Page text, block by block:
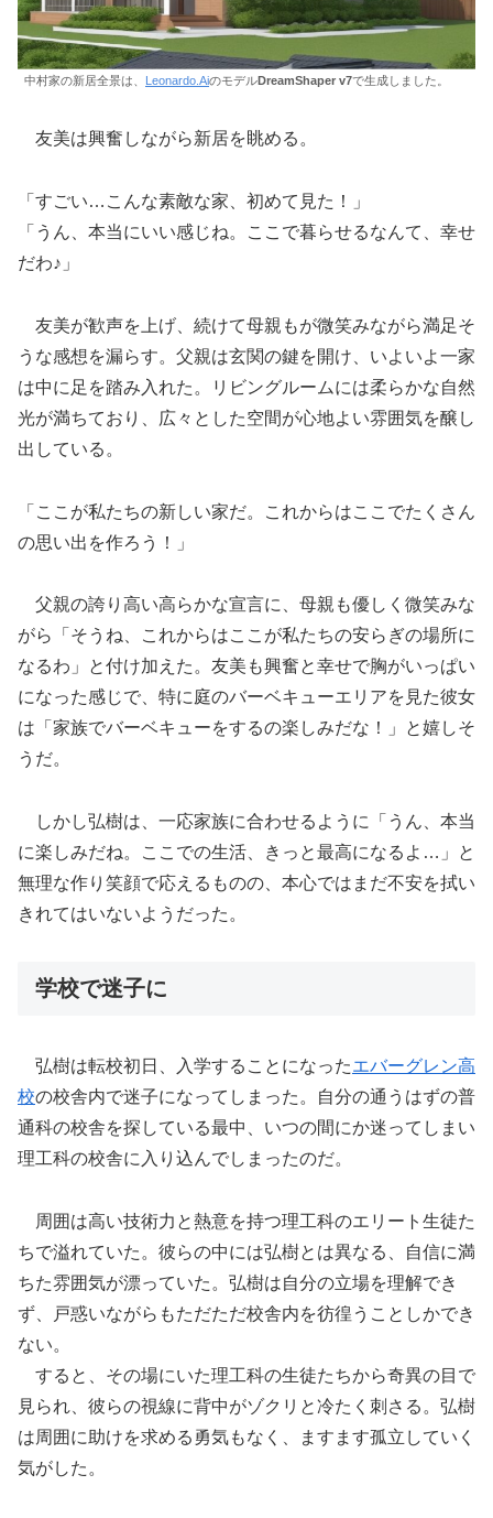
中村家の新居全景は、 Leonardo.AiのモデルDreamShaper v7で生成しました。
友美は興奮しながら新居を眺める。
「すごい…こんな素敵な家、初めて見た！」
「うん、本当にいい感じね。ここで暮らせるなんて、幸せ
だわ♪」
友美が歓声を上げ、続けて母親もが微笑みながら満足そ
うな感想を漏らす。父親は玄関の鍵を開け、いよいよ一家
は中に足を踏み入れた。リビングルームには柔らかな自然
光が満ちており、広々とした空間が心地よい雰囲気を醸し
出している。
「ここが私たちの新しい家だ。これからはここでたくさん
の思い出を作ろう！」
父親の誇り高い高らかな宣言に、母親も優しく微笑みな
がら「そうね、これからはここが私たちの安らぎの場所に
なるわ」と付け加えた。友美も興奮と幸せで胸がいっぱい
になった感じで、特に庭のバーベキューエリアを見た彼女
は「家族でバーベキューをするの楽しみだな！」と嬉しそ
うだ。
しかし弘樹は、一応家族に合わせるように「うん、本当
に楽しみだね。ここでの生活、きっと最高になるよ…」と
無理な作り笑顔で応えるものの、本心ではまだ不安を拭い
きれてはいないようだった。
学校で迷子に
弘樹は転校初日、入学することになったエバーグレン高
校の校舎内で迷子になってしまった。自分の通うはずの普
通科の校舎を探している最中、いつの間にか迷ってしまい
理工科の校舎に入り込んでしまったのだ。
周囲は高い技術力と熱意を持つ理工科のエリート生徒た
ちで溢れていた。彼らの中には弘樹とは異なる、自信に満
ちた雰囲気が漂っていた。弘樹は自分の立場を理解でき
ず、戸惑いながらもただただ校舎内を彷徨うことしかでき
ない。
すると、その場にいた理工科の生徒たちから奇異の目で
見られ、彼らの視線に背中がゾクリと冷たく刺さる。弘樹
は周囲に助けを求める勇気もなく、ますます孤立していく
気がした。